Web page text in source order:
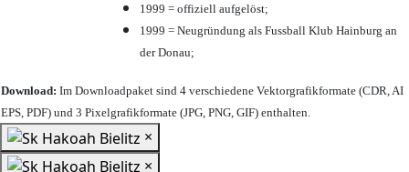
1999 = offiziell aufgelöst;
1999 = Neugründung als Fussball Klub Hainburg an
der Donau;
Download: Im Downloadpaket sind 4 verschiedene Vektorgrafikformate (CDR, AI
EPS, PDF) und 3 Pixelgrafikformate (JPG, PNG, GIF) enthalten.
×
×